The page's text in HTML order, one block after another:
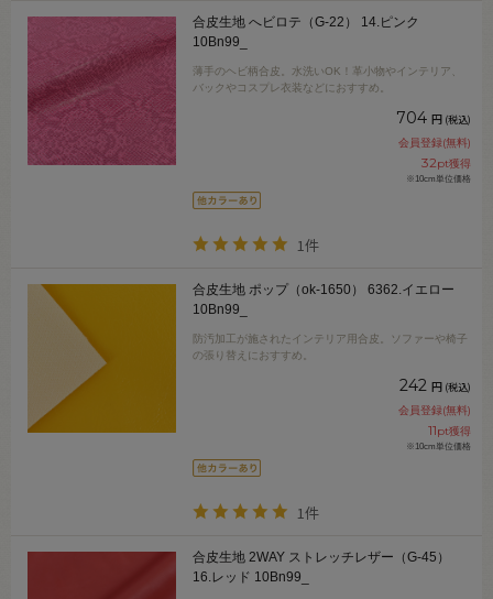
合皮生地 へビロテ（G-22） 14.ピンク
10Bn99_
薄手のヘビ柄合皮。水洗いOK！革小物やインテリア、
バックやコスプレ衣装などにおすすめ。
704 円 (税込)
会員登録(無料)
32pt獲得
※10cm単位価格
1件
合皮生地 ポップ（ok-1650） 6362.イエロー
10Bn99_
防汚加工が施されたインテリア用合皮。ソファーや椅子
の張り替えにおすすめ。
242 円 (税込)
会員登録(無料)
11pt獲得
※10cm単位価格
1件
合皮生地 2WAY ストレッチレザー（G-45）
16.レッド 10Bn99_